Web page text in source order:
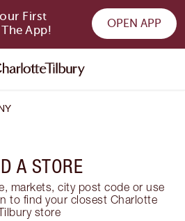
First
App!
OPEN APP
A STORE
markets, city post code or use
to find your closest Charlotte
store